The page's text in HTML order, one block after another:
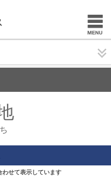
せて表示しています